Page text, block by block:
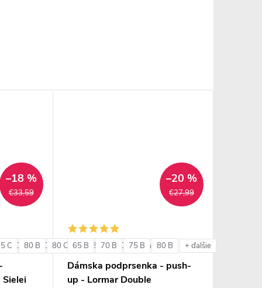
85 C 85 D 85 E 90 C 90 D + ďalšie
€33,59
–18 %
C 80 B 80 C 85 B 85 C + ďalšie
€27,99
–20 %
65 B 70 B 75 B 80 B + ďalšie
Dámska podprsenka - push-
up - Lormar Double